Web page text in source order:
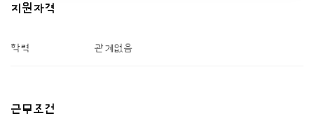
지원자격
학력 관계없음
근무조건